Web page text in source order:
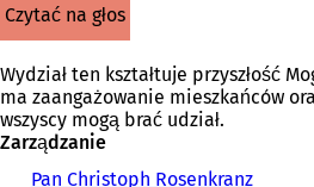
czytać na głos
Wydział ten kształtuje przyszłość
ma zaangażowanie mieszkańców
wszyscy mogą brać udział.
Zarządzanie
Pan Christoph Rosenkranz